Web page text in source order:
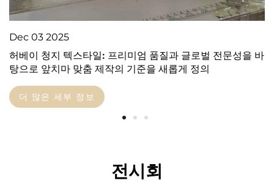
Dec 03 2025
허베이 청지 텍스타일: 프리미엄 품질과 글로벌 전문성을 바
탕으로 앞치마 맞춤 제작의 기준을 새롭게 정의
더 많은 세부 정보
전시회